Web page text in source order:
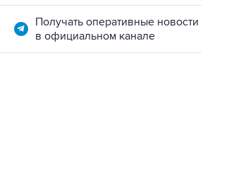
Получать оперативные новости
в официальном канале